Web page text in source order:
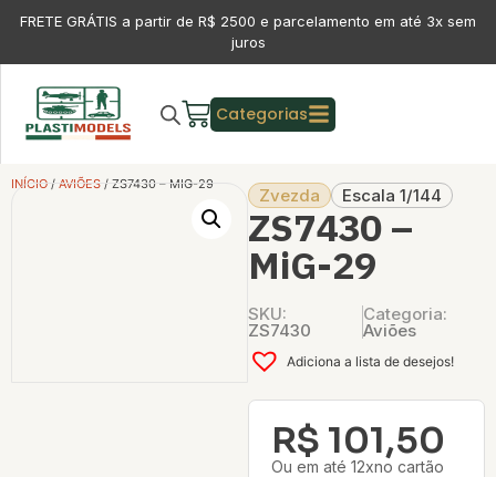
FRETE GRÁTIS a partir de R$ 2500 e parcelamento em até 3x sem
juros
Categorias
INÍCIO / AVIÕES / ZS7430 – MIG-29
Zvezda Escala 1/144
ZS7430 –
MiG-29
SKU:
ZS7430
Categoria:
Aviões
Adiciona a lista de desejos!
R$ 101,50
Ou em até 12xno cartão